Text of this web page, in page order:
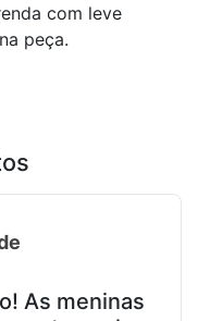
com leve
peça.
As meninas